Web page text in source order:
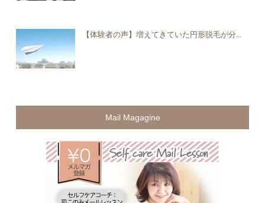
【体験者の声】増えてきていた円形脱毛が分...
Mail Magagine